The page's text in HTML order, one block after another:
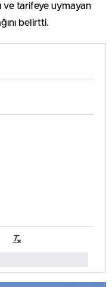
ve tarifeye uymayan
belirtti.